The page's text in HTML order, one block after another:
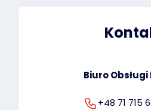
rodo@poleasingowe.pl
Biuro
+48 71 715